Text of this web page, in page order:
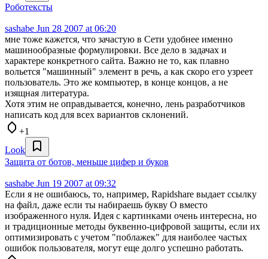
Роботексты
sashabe Jun 28 2007 at 06:20
мне тоже кажется, что зачастую в Сети удобнее именно
машинообразные формулировки. Все дело в задачах и
характере конкретного сайта. Важно не то, как плавно
вольется "машинный" элемент в речь, а как скоро его узреет
пользователь. Это же компьютер, в конце концов, а не
изящная литература.
Хотя этим не оправдывается, конечно, лень разработчиков
написать код для всех вариантов склонений.
+1
Look
Защита от ботов, меньше цифер и буков
sashabe Jun 19 2007 at 09:32
Если я не ошибаюсь, то, например, Rapidshare выдает ссылку
на файл, даже если ты набираешь букву О вместо
изображенного нуля. Идея с картинками очень интересна, но
и традиционные методы буквенно-цифровой защиты, если их
оптимизировать с учетом "поблажек" для наиболее частых
ошибок пользователя, могут еще долго успешно работать.